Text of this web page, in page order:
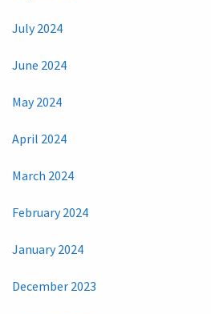
July 2024
June 2024
May 2024
April 2024
March 2024
February 2024
January 2024
December 2023